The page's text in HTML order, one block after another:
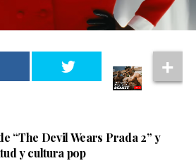
Una publicación compartida de El Clóset LGBT (@elclosetlgbt)
de mayo.
realizados después de su
las investigaciones que
hallazgo de la fosa clandestina.
“The Devil Wears Prada 2”y
y cultura pop